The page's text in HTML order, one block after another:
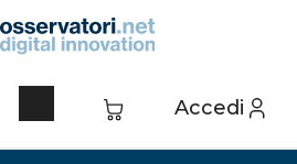
Accedi